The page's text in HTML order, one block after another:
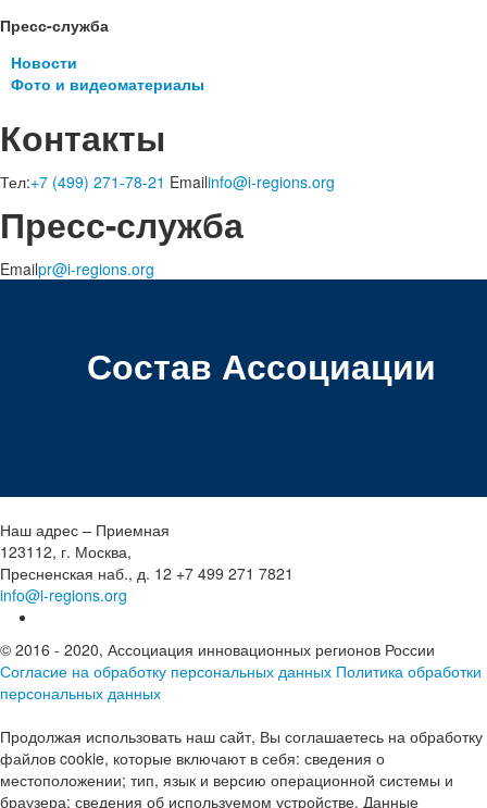
Пресс-служба
Новости
Фото и видеоматериалы
Контакты
Тел:+7 (499) 271-78-21 Emailinfo@i-regions.org
Пресс-служба
Emailpr@i-regions.org
Состав Ассоциации
Наш адрес – Приемная
123112, г. Москва,
Пресненская наб., д. 12 +7 499 271 7821
info@i-regions.org
© 2016 - 2020, Ассоциация инновационных регионов России
Согласие на обработку персональных данных Политика обработки
персональных данных
Продолжая использовать наш сайт, Вы соглашаетесь на обработку
файлов cookie, которые включают в себя: сведения о
местоположении; тип, язык и версию операционной системы и
браузера; сведения об используемом устройстве. Данные